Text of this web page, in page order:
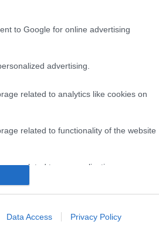
to Google for online advertising
advertising.
related to analytics like cookies on
related to functionality of the website
related to personalization.
related to security, including
Data Access Privacy Policy
τη
ασθενοφόρων του ΕΚΑΒ